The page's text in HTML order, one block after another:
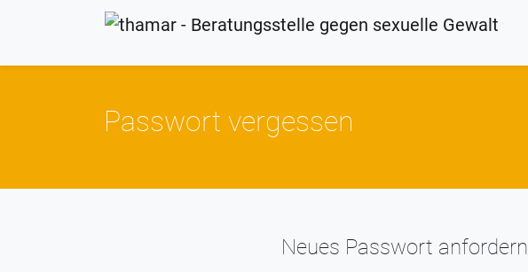
Passwort vergessen
Neues Passwort anfordern